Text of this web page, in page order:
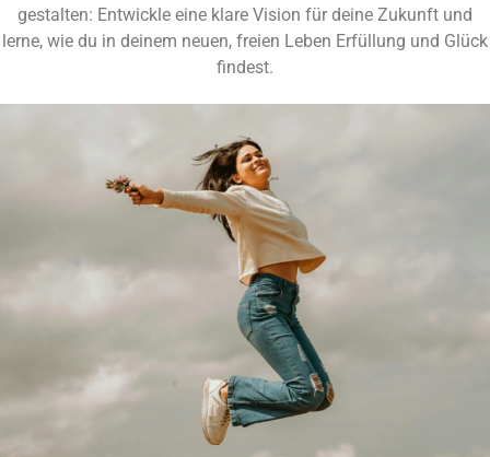
gestalten: Entwickle eine klare Vision für deine Zukunft und
lerne, wie du in deinem neuen, freien Leben Erfüllung und Glück
findest.
WAS DICH
ERWARTET:
4 Wochen voller kraftvoller Impulse und
Übungen:
Schritt für Schritt wirst du lernen, dich von
emotionaler Abhängigkeit zu befreien und deine innere
Video-Lektionen & Audio-Meditationen:
tiefgehende Inhalte, die dir helfen, dich auf deinem Weg
zu unterstützen und zu begleiten.
Arbeitsblätter & Übungen:Praktische Hilfsmittel, mit
denen du das Gelernte sofort in deinem Leben umsetzen